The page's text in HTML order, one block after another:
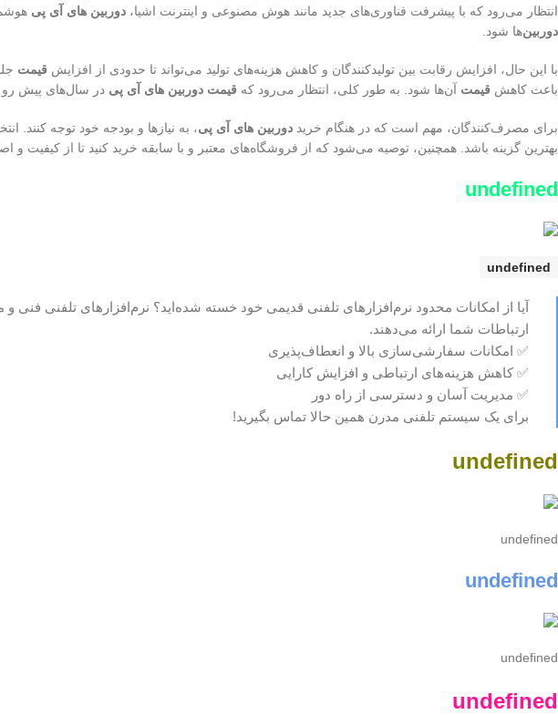
انتظار می‌رود که با پیشرفت فناوری‌های جدید مانند هوش مصنوعی و اینترنت اشیا، دوربین های آی پی
دوربین‌ها شود.
با این حال، افزایش رقابت بین تولیدکنندگان و کاهش هزینه‌های تولید می‌تواند تا حدودی از افزایش قیمت
باعث کاهش قیمت آن‌ها شود. به طور کلی، انتظار می‌رود که قیمت دوربین های آی پی در سال‌های پیش رو
برای مصرف‌کنندگان، مهم است که در هنگام خرید دوربین های آی پی، به نیازها و بودجه خود توجه کنند.
بهترین گزینه باشد. همچنین، توصیه می‌شود که از فروشگاه‌های معتبر و با سابقه خرید کنید تا از کیفیت
undefined
undefined
آیا از امکانات محدود نرم‌افزارهای تلفنی قدیمی خود خسته شده‌اید؟ نرم‌افزارهای تلفنی فنی
ارتباطات شما ارائه می‌دهند.
✅ امکانات سفارشی‌سازی بالا و انعطاف‌پذیری
✅ کاهش هزینه‌های ارتباطی و افزایش کارایی
✅ مدیریت آسان و دسترسی از راه دور
برای یک سیستم تلفنی مدرن همین حالا تماس بگیرید!
undefined
undefined
undefined
undefined
undefined